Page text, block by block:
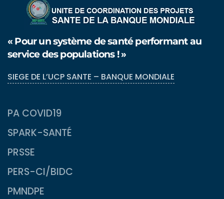
« Pour un système de santé performant au
service des populations ! »
SIEGE DE L’UCP SANTE – BANQUE MONDIALE
PA COVID19
SPARK-SANTÉ
PRSSE
PERS-CI/BIDC
PMNDPE